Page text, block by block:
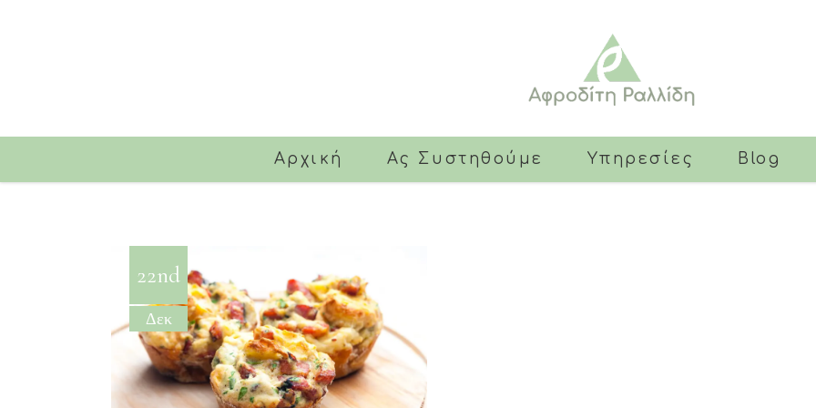
Αρχική Ας Συστηθούμε Υπηρεσίες Blog
22nd
Δεκ